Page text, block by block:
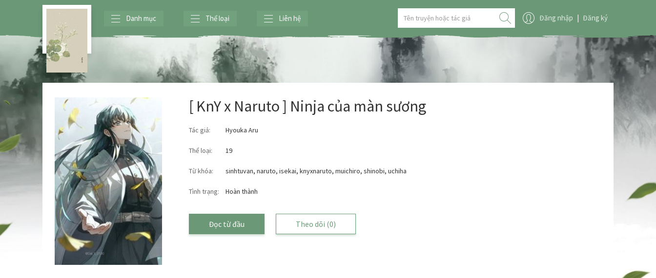
Danh mục Thể loại Liên hệ Đăng nhập | Đăng ký
[ KnY x Naruto ] Ninja của màn sương
Tác giả: Hyouka Aru
Thể loại: 19
Từ khóa: sinhtuvan, naruto, isekai, knyxnaruto, muichiro, shinobi, uchiha
Tình trạng: Hoàn thành
Đọc từ đầu Theo dõi (0)